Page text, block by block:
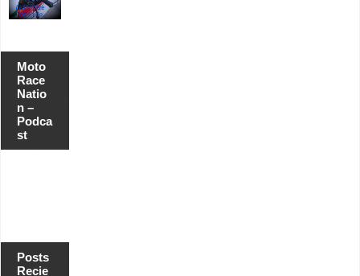
Moto
Race
Natio
n –
Podca
st
Posts
Recie